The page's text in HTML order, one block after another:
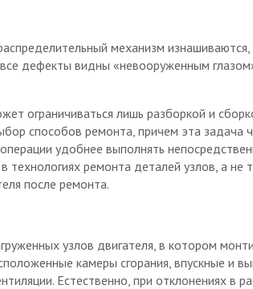
механизм
дефекты видны «невооруженным
ограничиваться лишь разборкой и
способов ремонта, причем эта задача
удобнее выполнять
ремонта деталей узлов, а не
после ремонта.
узлов двигателя, в котором
камеры сгорания, впускные и
Естественно, при отклонениях в